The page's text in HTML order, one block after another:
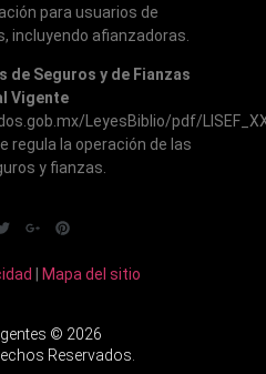
para usuarios de
incluyendo afianzadoras.
de Seguros y de Fianzas
Vigente
LeyesBiblio/pdf/
regula la operación de las
y fianzas.
Mapa del sitio
© 2026
Reservados.